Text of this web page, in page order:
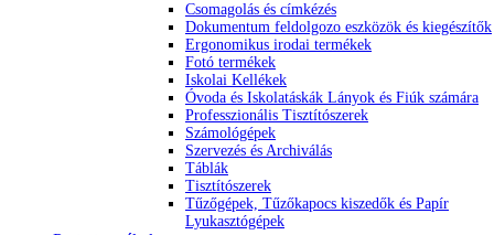
Csomagolás és címkézés
Dokumentum feldolgozo eszközök és kiegészítők
Ergonomikus irodai termékek
Fotó termékek
Iskolai Kellékek
Óvoda és Iskolatáskák Lányok és Fiúk számára
Professzionális Tisztítószerek
Számológépek
Szervezés és Archiválás
Táblák
Tisztítószerek
Tűzőgépek, Tűzőkapocs kiszedők és Papír
Lyukasztógépek